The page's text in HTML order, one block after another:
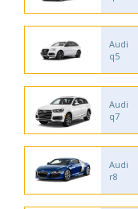
Audi
q5
Audi
q7
Audi
r8